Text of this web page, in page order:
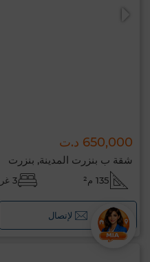
650,000 د.ت
شقة ب بنزرت المدينة, بنزرت
135 م² 3 غرف
لإتصال